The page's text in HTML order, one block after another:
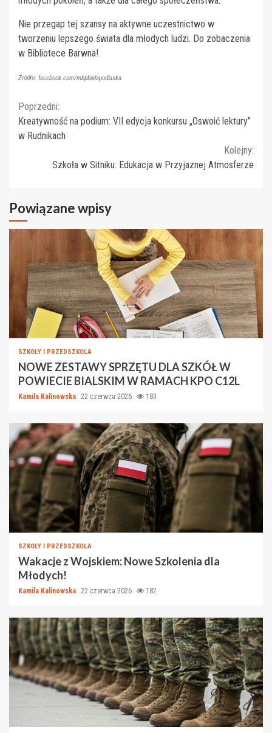
Nie przegap tej szansy na aktywne uczestnictwo w
tworzeniu lepszego świata dla młodych ludzi. Do zobaczenia
w Bibliotece Barwna!
Źródło: facebook.com/mbpbialapodlaska
Continue
Reading
Poprzedni:
Kreatywność na podium: VII edycja konkursu „Oswoić lektury”
w Rudnikach
Kolejny:
Szkoła w Sitniku: Edukacja w Przyjaznej Atmosferze
Powiązane wpisy
SZKOŁY I PRZEDSZKOLA
NOWE ZESTAWY SPRZĘTU DLA SZKÓŁ W
POWIECIE BIALSKIM W RAMACH KPO C12L
Kamila Kalinowska 22 czerwca 2026 183
SZKOŁY I PRZEDSZKOLA
Wakacje z Wojskiem: Nowe Szkolenia dla
Młodych!
Kamila Kalinowska 22 czerwca 2026 182